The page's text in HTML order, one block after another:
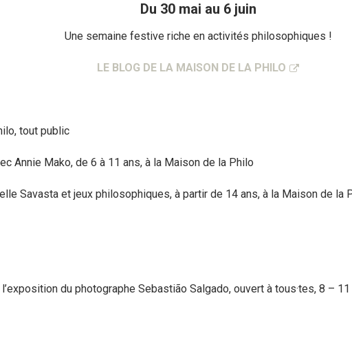
Du 30 mai au 6 juin
Une semaine festive riche en activités philosophiques !
LE BLOG DE LA MAISON DE LA PHILO
tout public
Annie Mako, de 6 à 11 ans, à la Maison de la Philo
Savasta et jeux philosophiques, à partir de 14 ans, à la Maison de la
du photographe Sebastião Salgado, ouvert à tous·tes, 8 –